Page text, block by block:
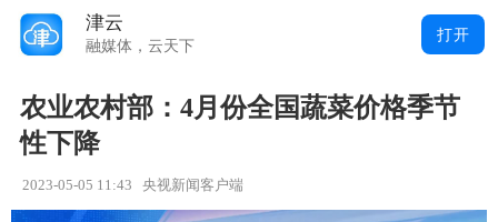
农业农村部：4月份全国蔬菜价格季节
性下降
2023-05-05 11:43 央视新闻客户端
津云
融媒体，云天下
打开